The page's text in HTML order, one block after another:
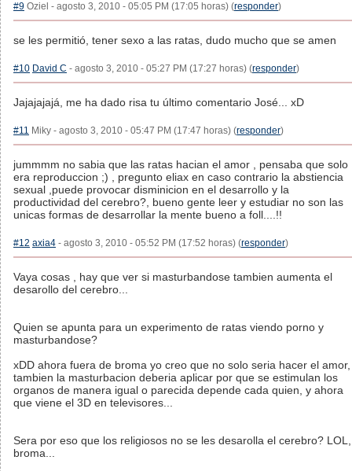
#9 Oziel - agosto 3, 2010 - 05:05 PM (17:05 horas) (responder)
se les permitió, tener sexo a las ratas, dudo mucho que se amen
#10 David C - agosto 3, 2010 - 05:27 PM (17:27 horas) (responder)
Jajajajajá, me ha dado risa tu último comentario José... xD
#11 Miky - agosto 3, 2010 - 05:47 PM (17:47 horas) (responder)
jummmm no sabia que las ratas hacian el amor , pensaba que solo
era reproduccion ;) , pregunto eliax en caso contrario la abstiencia
sexual ,puede provocar disminicion en el desarrollo y la
productividad del cerebro?, bueno gente leer y estudiar no son las
unicas formas de desarrollar la mente bueno a foll....!!
#12 axia4 - agosto 3, 2010 - 05:52 PM (17:52 horas) (responder)
Vaya cosas , hay que ver si masturbandose tambien aumenta el
desarollo del cerebro...
Quien se apunta para un experimento de ratas viendo porno y
masturbandose?
xDD ahora fuera de broma yo creo que no solo seria hacer el amor,
tambien la masturbacion deberia aplicar por que se estimulan los
organos de manera igual o parecida depende cada quien, y ahora
que viene el 3D en televisores...
Sera por eso que los religiosos no se les desarolla el cerebro? LOL,
broma...